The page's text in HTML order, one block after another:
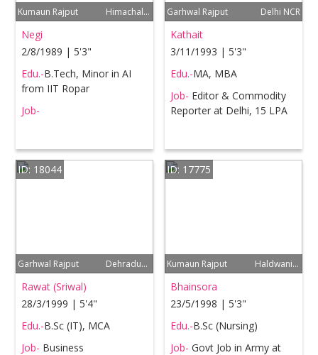
Kumaun Rajput Himachal Pradesh, Delhi
Negi
2/8/1989 | 5'3"
Edu.-B.Tech, Minor in AI
from IIT Ropar
Job-
Garhwal Rajput Delhi NCR
Kathait
3/11/1993 | 5'3"
Edu.-MA, MBA
Job- Editor & Commodity
Reporter at Delhi, 15 LPA
ID: 18044
Garhwal Rajput Dehradun, Delhi NCR
Rawat (Sriwal)
28/3/1999 | 5'4"
Edu.-B.Sc (IT), MCA
Job- Business
ID: 17775
Kumaun Rajput Haldwani, Chandigarh
Bhainsora
23/5/1998 | 5'3"
Edu.-B.Sc (Nursing)
Job- Govt Job in Army at